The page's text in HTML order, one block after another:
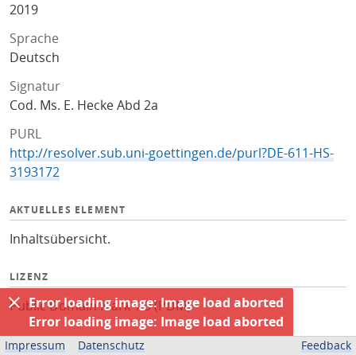
2019
Sprache
Deutsch
Signatur
Cod. Ms. E. Hecke Abd 2a
PURL
http://resolver.sub.uni-goettingen.de/purl?DE-611-HS-
3193172
AKTUELLES ELEMENT
Inhaltsübersicht.
LIZENZ
Public Domain Mark 1.0 (PDM)
ZUGEHÖRIGE QUELLEN
Error loading image: Image load aborted
Error loading image: Image load aborted
Impressum Datenschutz Feedback